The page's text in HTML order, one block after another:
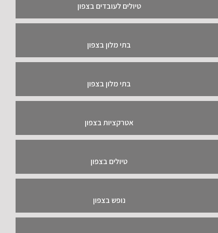
טיולים לעובדים בצפון
בתי מלון בצפון
בתי מלון בצפון
אטרקציות בצפון
טיולים בצפון
נופש בצפון